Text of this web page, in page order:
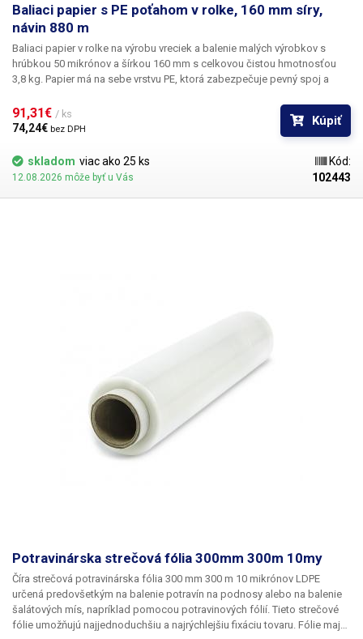
Baliaci papier s PE poťahom v rolke, 160 mm síry,
návin 880 m
Baliaci papier v rolke na výrobu vreciek a balenie malých výrobkov s
hrúbkou 50 mikrónov a šírkou 160 mm s celkovou čistou hmotnosťou
3,8 kg. Papier má na sebe vrstvu PE, ktorá zabezpečuje pevný spoj a
dávkovacích strojoch, ktoré si balenie vytvárajú samy - je určený pre
baliace stroje s dávkovačom sypkej zmesi do 99 g, alebo na ručné
balenie pomocou pákového, svorkového alebo priebežného zvárača.
91,31€ / ks
74,24€ bez DPH
Kúpiť
skladom viac ako 25 ks
12.08.2026 môže byť u Vás
Kód:
102443
Potravinárska strečová fólia 300mm 300m 10my
Číra strečová potravinárska fólia 300 mm 300 m 10 mikrónov LDPE
určená predovšetkým na balenie potravín na podnosy alebo na balenie
šalátových mís, napríklad pomocou potravinových fólií. Tieto strečové
fólie umožňujú najjednoduchšiu a najrýchlejšiu fixáciu tovaru. Fólie majú